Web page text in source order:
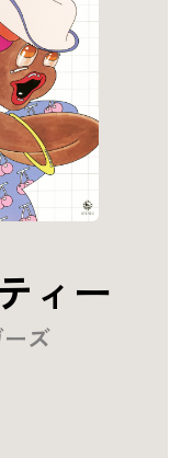
ィー
ズ